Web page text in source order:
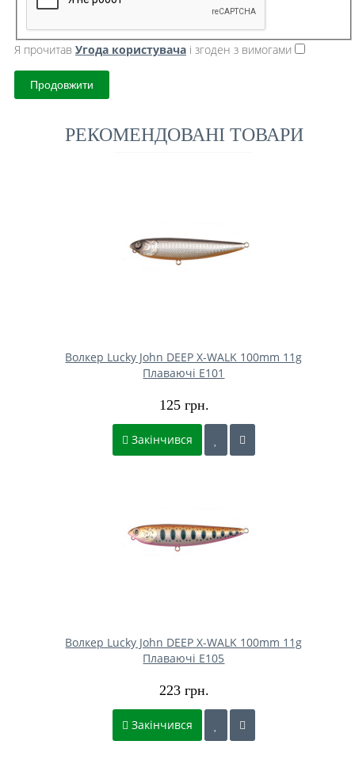
Я прочитав Угода користувача і згоден з вимогами
Продовжити
РЕКОМЕНДОВАНІ ТОВАРИ
Волкер Lucky John DEEP X-WALK 100mm 11g
Плаваючі E101
125 грн.
Закінчився
Волкер Lucky John DEEP X-WALK 100mm 11g
Плаваючі E105
223 грн.
Закінчився